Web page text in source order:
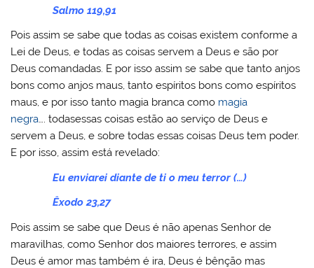
Salmo 119,91
Pois assim se sabe que todas as coisas existem conforme a
Lei de Deus, e todas as coisas servem a Deus e são por
Deus comandadas. E por isso assim se sabe que tanto anjos
bons como anjos maus, tanto espíritos bons como espíritos
maus, e por isso tanto magia branca como magia
negra…. todasessas coisas estão ao serviço de Deus e
servem a Deus, e sobre todas essas coisas Deus tem poder.
E por isso, assim está revelado:
Eu enviarei diante de ti o meu terror (…)
Êxodo 23,27
Pois assim se sabe que Deus é não apenas Senhor de
maravilhas, como Senhor dos maiores terrores, e assim
Deus é amor mas também é ira, Deus é bênção mas